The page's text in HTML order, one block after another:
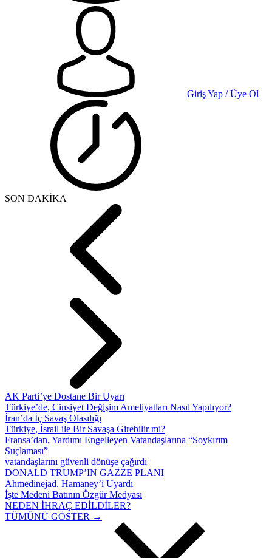
Giriş Yap / Üye Ol
SON DAKİKA
AK Parti’ye Dostane Bir Uyarı
Türkiye’de, Cinsiyet Değişim Ameliyatları Nasıl Yapılıyor?
İran’da İç Savaş Olasılığı
Türkiye, İsrail ile Bir Savaşa Girebilir mi?
Fransa’dan, Yardımı Engelleyen Vatandaşlarına “Soykırım
Suçlaması”
vatandaşlarını güvenli dönüşe çağırdı
DONALD TRUMP’IN GAZZE PLANI
Ahmedinejad, Hamaney’i Uyardı
İşte Medeni Batının Özgür Medyası
NEDEN İHRAÇ EDİLDİLER?
TÜMÜNÜ GÖSTER →